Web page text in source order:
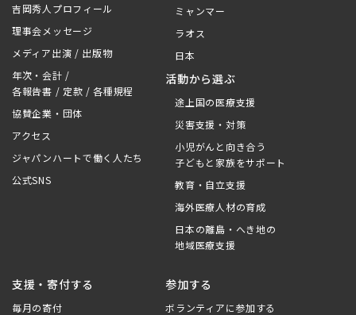
吉岡秀人プロフィール
理事会メッセージ
メディア出演 / 出版物
年次・会計 /
各報告書 / 定款 / 各種規程
協賛企業・団体
アクセス
ジャパンハートで働く人たち
公式SNS
ミャンマー
ラオス
日本
活動から選ぶ
途上国の医療支援
災害支援・対策
小児がんと向き合う
子どもと家族をサポート
教育・自立支援
海外医療人材の育成
日本の離島・へき地の
地域医療支援
支援・寄付する
毎月の寄付
参加する
ボランティアに参加する